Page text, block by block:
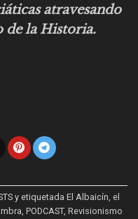
atravesando
de la Historia.
y etiquetada El Albaicín, el
, PODCAST, Revisionismo